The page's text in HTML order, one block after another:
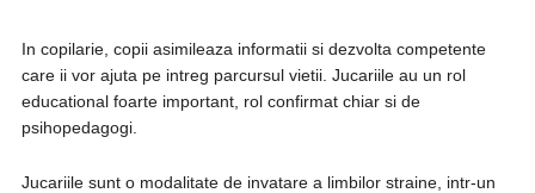
In copilarie, copii asimileaza informatii si dezvolta competente
care ii vor ajuta pe intreg parcursul vietii. Jucariile au un rol
educational foarte important, rol confirmat chiar si de
psihopedagogi.
Jucariile sunt o modalitate de invatare a limbilor straine, intr-un